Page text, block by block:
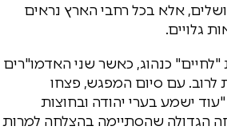
אלא בכל רחבי הארץ נראים
גלויים.
כנהוג, כאשר שני האדמו"רים
לרוב. עם סיום המפגש, פצחו
ישמע בערי יהודה ובחוצות
הגדולה שהסתיימה בהצלחה למרות